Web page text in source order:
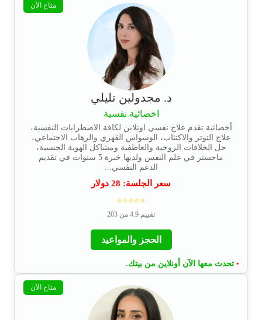
متاح الآن
د. مجدولين تليلي
اخصائية نفسية
أخصائية تقدم علاج نفسي اونلاين لكافة الاضطرابات النفسية،
علاج التوتر والاكتئاب، الوسواس القهري والرهاب الاجتماعي،
حل الخلافات الزوجية والعاطفية ومشاكل الهوية الجنسية،
ماجستر في علم النفس ولديها خبرة 5 سنوات في تقديم
الدعم النفسي...
سعر الجلسة: 28 دولار
⭐⭐⭐⭐⭐
تقييم 4.9 من 203
الحجز والمواعيد
• تحدث معها الآن أونلاين من بيتك.
متاح الآن